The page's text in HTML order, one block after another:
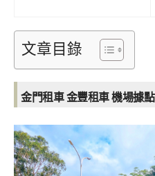
文章目錄
金門租車 金豐租車 機場據點